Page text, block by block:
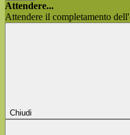
Attendere...
Attendere il completamento
Chiudi